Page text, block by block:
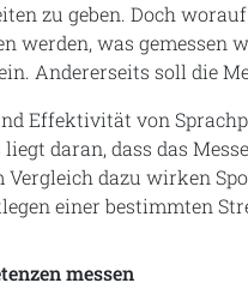
zu geben. Doch
werden, was
Andererseits soll die
Effektivität von
liegt daran, dass das
Vergleich dazu wirken
einer bestimmten
messen